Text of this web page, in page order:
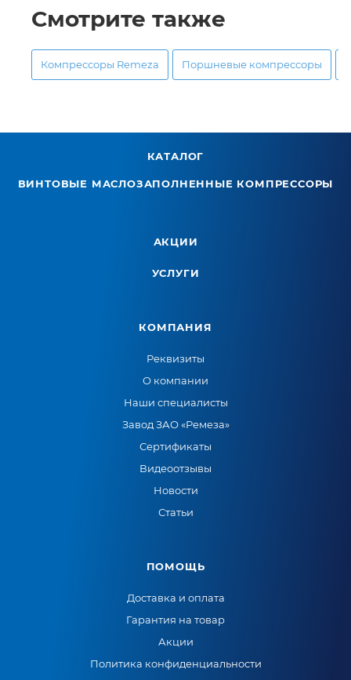
Смотрите также
Компрессоры Remeza Поршневые компрессоры
КАТАЛОГ
ВИНТОВЫЕ МАСЛОЗАПОЛНЕННЫЕ КОМПРЕССОРЫ
АКЦИИ
УСЛУГИ
КОМПАНИЯ
Реквизиты
О компании
Наши специалисты
Завод ЗАО «Ремеза»
Сертификаты
Видеоотзывы
Новости
Статьи
ПОМОЩЬ
Доставка и оплата
Гарантия на товар
Акции
Политика конфиденциальности